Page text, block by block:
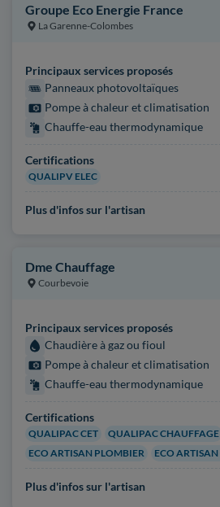
Groupe Eco Energie France
La Garenne-Colombes
Principaux services proposés
Panneaux photovoltaïques
Pompe à chaleur et climatisation
Chauffe-eau thermodynamique
Certifications
QUALIPV ELEC
Plus d'infos sur l'artisan
Dme Chauffage
Courbevoie
Principaux services proposés
Chaudière à gaz ou fioul
Pompe à chaleur et climatisation
Chauffe-eau thermodynamique
Certifications
QUALIPAC CET
QUALIPAC CHAUFFAGE
ECO ARTISAN PLOMBIER
ECO
Plus d'infos sur l'artisan